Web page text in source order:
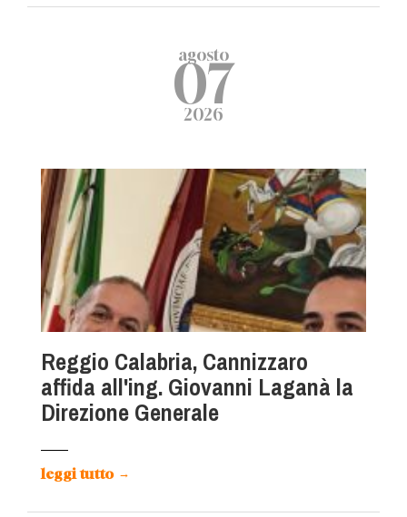
agosto
07
2026
Reggio Calabria, Cannizzaro
affida all'ing. Giovanni Laganà la
Direzione Generale
leggi tutto →